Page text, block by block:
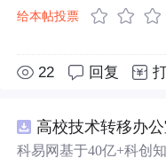
给本帖投票
22 回复
科易网基于40亿+科创